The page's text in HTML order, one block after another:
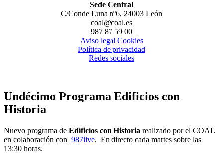
Sede Central
C/Conde Luna nº6, 24003 León
coal@coal.es
987 87 59 00
Aviso legal Cookies
Política de privacidad
Redes sociales
Undécimo Programa Edificios con
Historia
Nuevo programa de Edificios con Historia realizado por el COAL
en colaboración con 987live. En directo cada martes sobre las
13:30 horas.